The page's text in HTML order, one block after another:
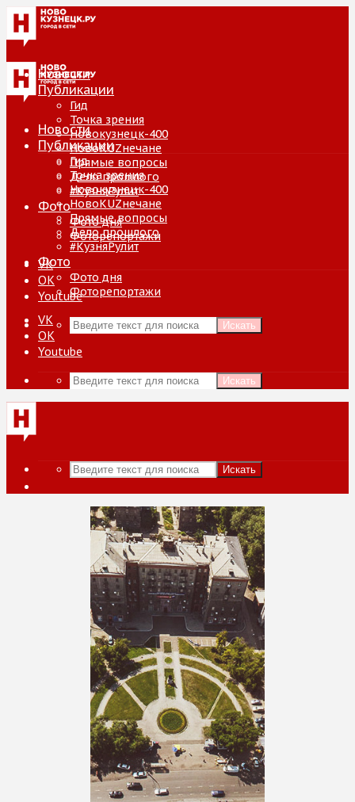
Новости
Публикации
Гид
Точка зрения
Новокузнецк-400
НовоKUZнечане
Прямые вопросы
Дело прошлого
#КузняРулит
Фото
Фото дня
Фоторепортажи
VK
ОК
Youtube
Искать
Новости
Публикации
Гид
Точка зрения
Новокузнецк-400
НовоKUZнечане
Прямые вопросы
Дело прошлого
#КузняРулит
Фото
Фото дня
Фоторепортажи
VK
ОК
Youtube
Искать
Искать